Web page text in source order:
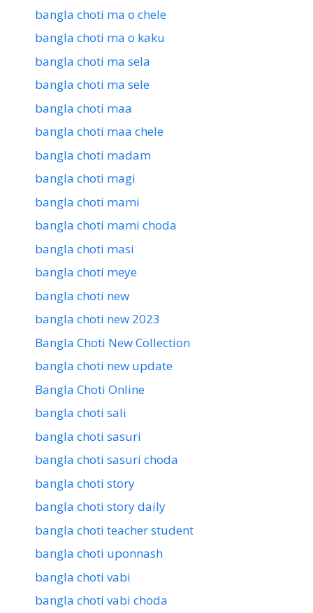
bangla choti ma o chele
bangla choti ma o kaku
bangla choti ma sela
bangla choti ma sele
bangla choti maa
bangla choti maa chele
bangla choti madam
bangla choti magi
bangla choti mami
bangla choti mami choda
bangla choti masi
bangla choti meye
bangla choti new
bangla choti new 2023
Bangla Choti New Collection
bangla choti new update
Bangla Choti Online
bangla choti sali
bangla choti sasuri
bangla choti sasuri choda
bangla choti story
bangla choti story daily
bangla choti teacher student
bangla choti uponnash
bangla choti vabi
bangla choti vabi choda